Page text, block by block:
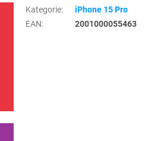
Kategorie:
iPhone 15 Pro
EAN: 2001000055463